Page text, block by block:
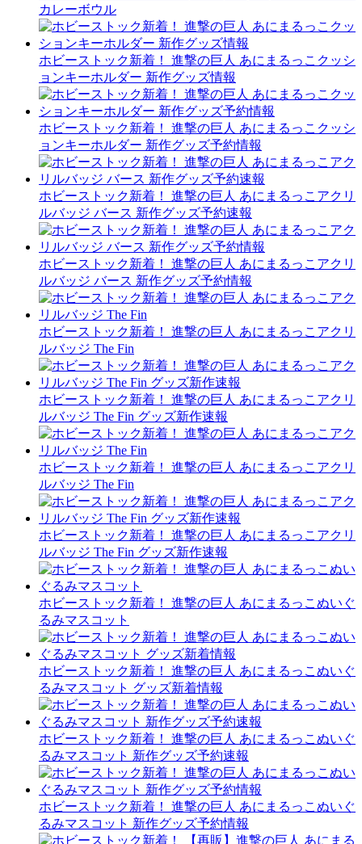
カレーボウル
ホビーストック新着！ 進撃の巨人 あにまるっこクッシ
ョンキーホルダー 新作グッズ情報
ホビーストック新着！ 進撃の巨人 あにまるっこクッシ
ョンキーホルダー 新作グッズ予約情報
ホビーストック新着！ 進撃の巨人 あにまるっこアクリ
ルバッジ バース 新作グッズ予約速報
ホビーストック新着！ 進撃の巨人 あにまるっこアクリ
ルバッジ バース 新作グッズ予約情報
ホビーストック新着！ 進撃の巨人 あにまるっこアクリ
ルバッジ The Fin
ホビーストック新着！ 進撃の巨人 あにまるっこアクリ
ルバッジ The Fin グッズ新作速報
ホビーストック新着！ 進撃の巨人 あにまるっこアクリ
ルバッジ The Fin
ホビーストック新着！ 進撃の巨人 あにまるっこアクリ
ルバッジ The Fin グッズ新作速報
ホビーストック新着！ 進撃の巨人 あにまるっこぬいぐ
るみマスコット
ホビーストック新着！ 進撃の巨人 あにまるっこぬいぐ
るみマスコット グッズ新着情報
ホビーストック新着！ 進撃の巨人 あにまるっこぬいぐ
るみマスコット 新作グッズ予約速報
ホビーストック新着！ 進撃の巨人 あにまるっこぬいぐ
るみマスコット 新作グッズ予約情報